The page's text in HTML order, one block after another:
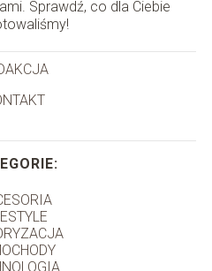
Sprawdź, co dla Ciebie